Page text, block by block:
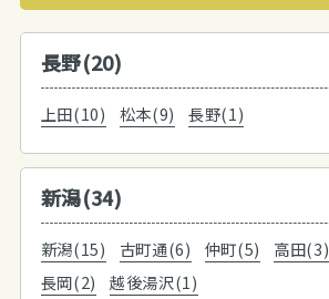
長野(20)
上田(10) 松本(9) 長野(1)
新潟(34)
新潟(15) 古町通(6) 仲町(5) 高田(3)
長岡(2)
越後湯沢(1)